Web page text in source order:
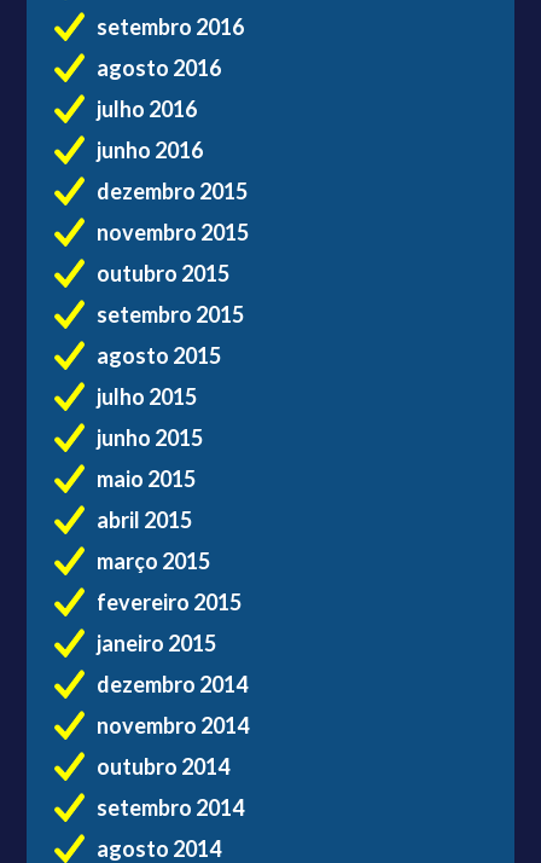
setembro 2016
agosto 2016
julho 2016
junho 2016
dezembro 2015
novembro 2015
outubro 2015
setembro 2015
agosto 2015
julho 2015
junho 2015
maio 2015
abril 2015
março 2015
fevereiro 2015
janeiro 2015
dezembro 2014
novembro 2014
outubro 2014
setembro 2014
agosto 2014